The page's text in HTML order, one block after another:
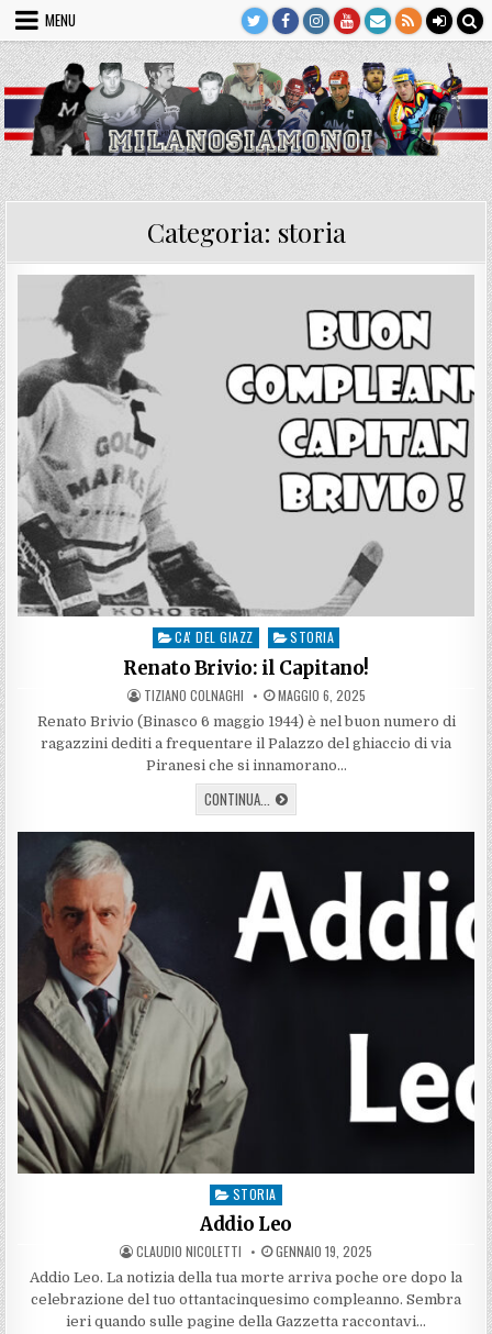
Skip
content
MENU
Categoria: storia
Posted
CA' DEL GIAZZ STORIA
Renato Brivio: il Capitano!
AUTHOR:
TIZIANO COLNAGHI PUBLISHED
DATE:
MAGGIO 6, 2025
Renato Brivio (Binasco 6 maggio 1944) è nel buon numero di
ragazzini dediti a frequentare il Palazzo del ghiaccio di via
Piranesi che si innamorano…
CONTINUA... RENATO
BRIVIO:
IL
Posted
in
STORIA
Addio Leo
AUTHOR:
CLAUDIO NICOLETTI PUBLISHED
GENNAIO 19, 2025
Addio Leo. La notizia della tua morte arriva poche ore dopo la
celebrazione del tuo ottantacinquesimo compleanno. Sembra
ieri quando sulle pagine della Gazzetta raccontavi…